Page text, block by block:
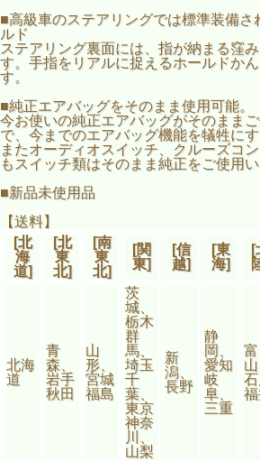
■高級車のステアリングでは標準装備さ
ルド
ステアリング裏面には、指が納まる窪
す。手指をリアルに捉えるホールドか
す。
■純正エアバッグをそのまま使用可能。
今お使いの純正エアバッグがそのまま
で、今までのエアバッグ機能を犠牲に
またオーディオスイッチ、クルーズコ
もスイッチ類はそのまま純正をご使用い
■新品未使用品
【送料】
[北
海
道]
[北
東
北]
[南
東
北]
[関
東]
[信
越]
[東
海]
[
北海
道
青
森、
岩手
秋田
山
形、
宮城
福島
茨
城、
栃木
群
馬、
埼玉
千
葉、
東京
神奈
川、
山梨
新
潟、
長野
静
岡、
愛知
岐
阜、
三重
富
山
石